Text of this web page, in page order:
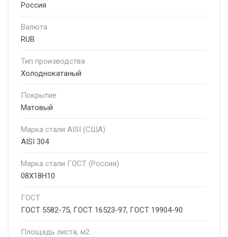
Россия
Валюта
RUB
Тип производства
Холоднокатаный
Покрытие
Матовый
Марка стали AISI (США)
AISI 304
Марка стали ГОСТ (Россия)
08Х18Н10
ГОСТ
ГОСТ 5582-75, ГОСТ 16523-97, ГОСТ 19904-90
Площадь листа, м2